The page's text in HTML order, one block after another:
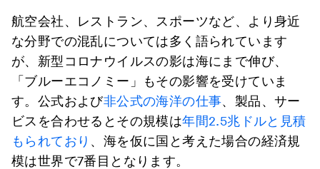
航空会社、レストラン、スポーツなど、より身近
な分野での混乱については多く語られています
が、新型コロナウイルスの影は海にまで伸び、
「ブルーエコノミー」もその影響を受けていま
す。公式および非公式の海洋の仕事、製品、サー
ビスを合わせるとその規模は年間2.5兆ドルと見積
もられており 、海を仮に国と考えた場合の経済規
模は世界で7番目となります。